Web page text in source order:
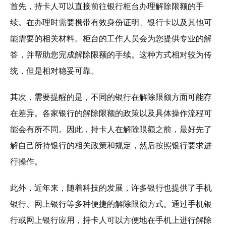
首先，持卡人可以直接前往银行柜台办理解除限额的手
续。在办理时需要携带有效身份证明、银行卡以及其他可
能需要的相关材料。柜台的工作人员会为您提供专业的解
答，并帮助您完成解除限额的手续。这种方式相对较为传
统，但是相对稳妥可靠。
其次，需要提醒的是，不同的银行在解除限额方面可能存
在差异。各家银行的解除限额的政策以及具体操作流程可
能会有所不同。因此，持卡人在解除限额之前，最好先了
解自己所持银行的相关政策和规定，然后按照银行要求进
行操作。
此外，近年来，随着科技的发展，许多银行也提供了手机
银行、网上银行等多种便捷的解除限额方式。通过手机银
行或网上银行应用，持卡人可以方便地在手机上进行解除